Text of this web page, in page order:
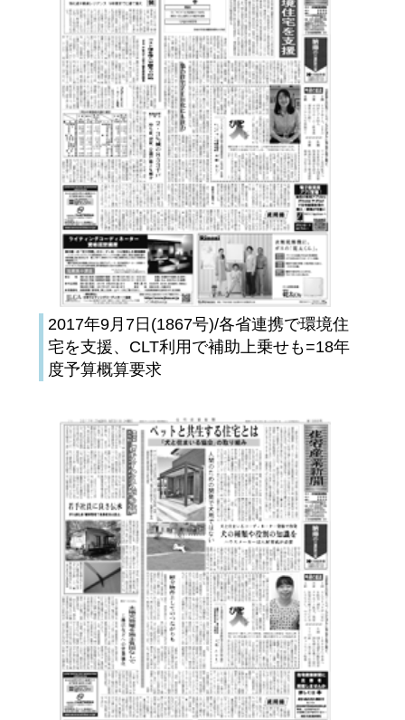
2017年9月7日(1867号)/各省連携で環境住
宅を支援、CLT利用で補助上乗せも=18年
度予算概算要求